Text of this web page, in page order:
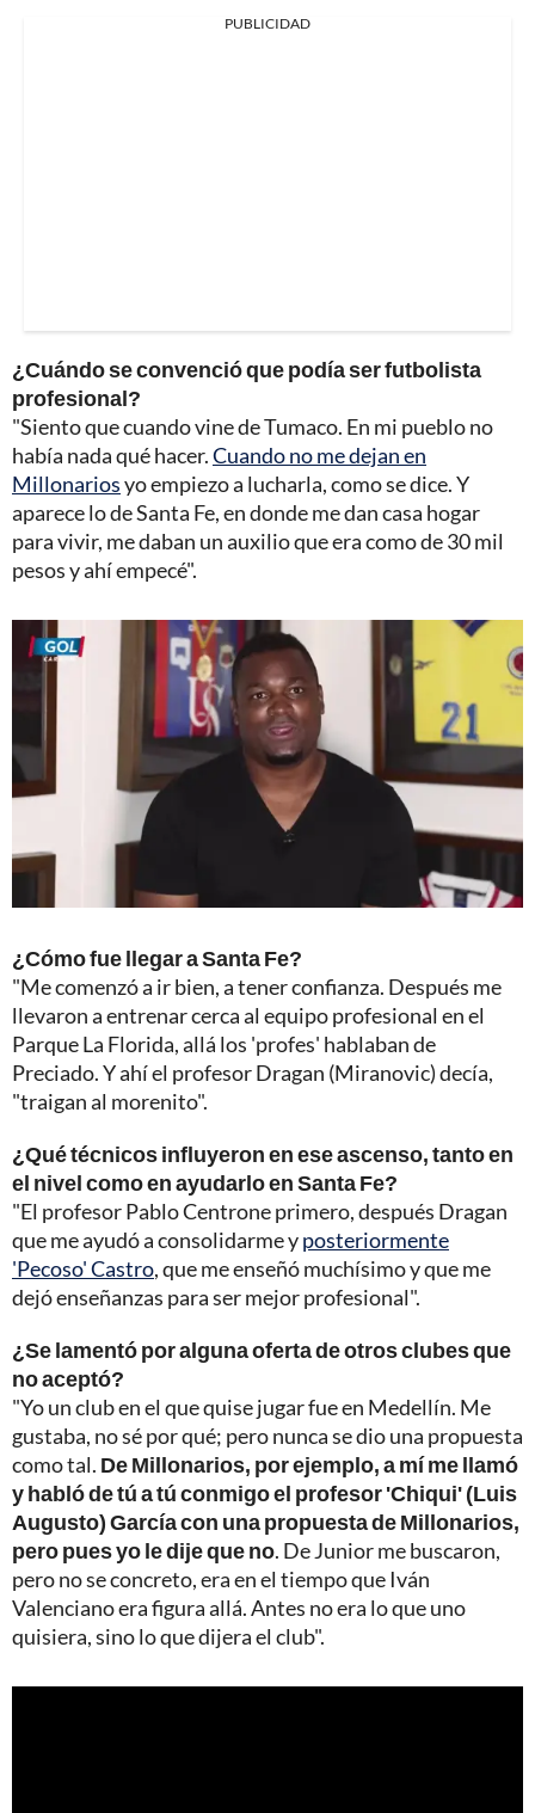
PUBLICIDAD
¿Cuándo se convenció que podía ser futbolista
profesional?
"Siento que cuando vine de Tumaco. En mi pueblo no
había nada qué hacer.Cuando no me dejan en
Millonariosyo empiezo a lucharla, como se dice. Y
aparece lo de Santa Fe, en donde me dan casa hogar
para vivir, me daban un auxilio que era como de 30 mil
pesos y ahí empecé".
¿Cómo fue llegar a Santa Fe?
"Me comenzó a ir bien, a tener confianza. Después me
llevaron a entrenar cerca al equipo profesional en el
Parque La Florida, allá los 'profes' hablaban de
Preciado. Y ahí el profesor Dragan (Miranovic) decía,
"traigan al morenito".
¿Qué técnicos influyeron en ese ascenso, tanto en
el nivel como en ayudarlo en Santa Fe?
"El profesor Pablo Centrone primero, después Dragan
que me ayudó a consolidarme yposteriormente
'Pecoso' Castro, que me enseñó muchísimo y que me
dejó enseñanzas para ser mejor profesional".
¿Se lamentó por alguna oferta de otros clubes que
no aceptó?
"Yo un club en el que quise jugar fue en Medellín. Me
gustaba, no sé por qué; pero nunca se dio una propuesta
como tal. De Millonarios, por ejemplo, a mí me llamó
y habló de tú a tú conmigo el profesor 'Chiqui' (Luis
Augusto) García con una propuesta de Millonarios,
pero pues yo le dije que no. De Junior me buscaron,
pero no se concreto, era en el tiempo que Iván
Valenciano era figura allá. Antes no era lo que uno
quisiera, sino lo que dijera el club".